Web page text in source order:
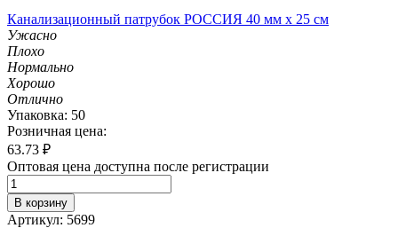
Канализационный патрубок РОССИЯ 40 мм х 25 см
Ужасно
Плохо
Нормально
Хорошо
Отлично
Упаковка: 50
Розничная цена:
63.73 ₽
Оптовая цена доступна после регистрации
В корзину
Артикул: 5699